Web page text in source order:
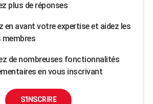
plus de réponses
en avant votre expertise et aidez les
membres
de nombreuses fonctionnalités
en vous inscrivant
S'INSCRIRE